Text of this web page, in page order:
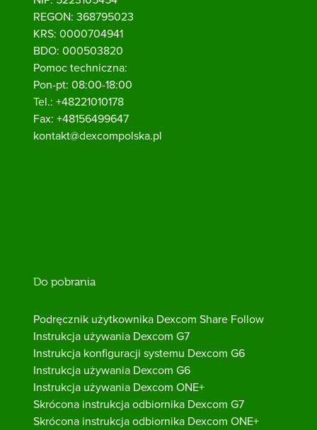
REGON: 368795023
KRS: 0000704941
BDO: 000503820
Pomoc techniczna:
Pon-pt: 08:00-18:00
Tel.:+48221010178
Fax:+48156499647
kontakt@dexcompolska.pl
Do pobrania
Podręcznik użytkownika Dexcom Share Follow
Instrukcja używania Dexcom G7
Instrukcja konfiguracji systemu Dexcom G6
Instrukcja używania Dexcom G6
Instrukcja używania Dexcom ONE+
Skrócona instrukcja odbiornika Dexcom G7
Skrócona instrukcja odbiornika Dexcom ONE+